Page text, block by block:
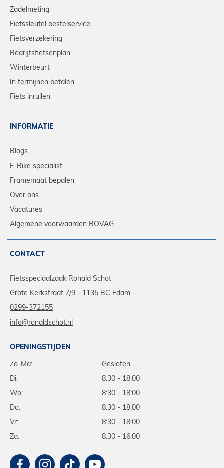
Zadelmeting
Fietssleutel bestelservice
Fietsverzekering
Bedrijfsfietsenplan
Winterbeurt
In termijnen betalen
Fiets inruilen
INFORMATIE
Blogs
E-Bike specialist
Framemaat bepalen
Over ons
Vacatures
Algemene voorwaarden BOVAG
CONTACT
Fietsspeciaalzaak Ronald Schot
Grote Kerkstraat 7/9 - 1135 BC Edam
0299-372155
info@ronaldschot.nl
OPENINGSTIJDEN
Zo-Ma:
Gesloten
Di:
8:30 - 18:00
Wo:
8:30 - 18:00
Do:
8:30 - 18:00
Vr:
8:30 - 18:00
Za:
8:30 - 16:00